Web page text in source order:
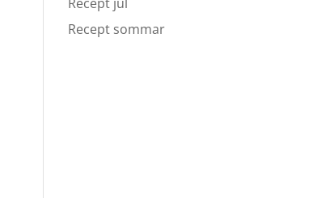
Recept sommar